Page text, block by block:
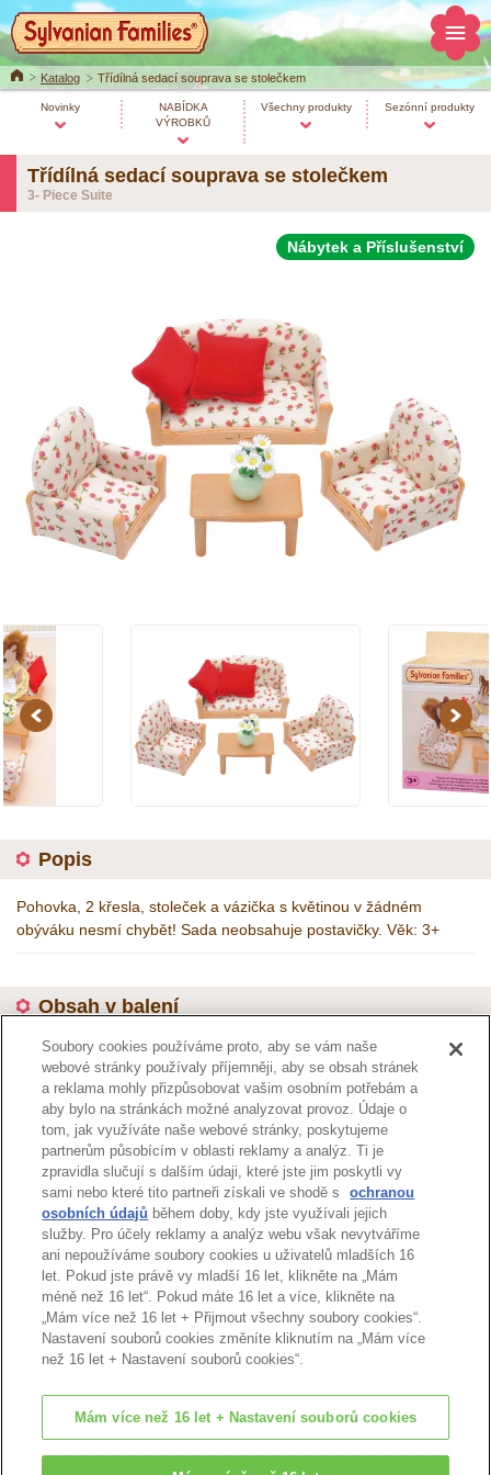
HomeKatalog Třídílná sedací souprava se stolečkem
Novinky
NABÍDKA
VÝROBKŮ
Všechny produkty Sezónní produkty
Třídílná sedací souprava se stolečkem
3- Piece Suite
Nábytek a Příslušenství
Previous Next
Popis
Pohovka, 2 křesla, stoleček a vázička s květinou v žádném
obýváku nesmí chybět! Sada neobsahuje postavičky. Věk: 3+
Obsah v balení
Kód : 4464
Stránka katalogu
Zpět nahoru
© EPOCH
Soubory cookies používáme proto, aby se vám naše
webové stránky používaly příjemněji, aby se obsah stránek
a reklama mohly přizpůsobovat vašim osobním potřebám a
aby bylo na stránkách možné analyzovat provoz. Údaje o
tom, jak využíváte naše webové stránky, poskytujeme
partnerům působícím v oblasti reklamy a analýz. Ti je
zpravidla slučují s dalším údaji, které jste jim poskytli vy
sami nebo které tito partneři získali ve shodě s
ochranou
osobních údajů během doby, kdy jste využívali jejich
služby. Pro účely reklamy a analýz webu však nevytváříme
ani nepoužíváme soubory cookies u uživatelů mladších 16
let. Pokud jste právě vy mladší 16 let, klikněte na „Mám
méně než 16 let“. Pokud máte 16 let a více, klikněte na
„Mám více než 16 let + Přijmout všechny soubory cookies“.
Nastavení souborů cookies změníte kliknutím na „Mám více
než 16 let + Nastavení souborů cookies“.
Mám více než 16 let + Nastavení souborů cookies